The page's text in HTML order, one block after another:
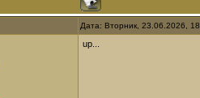
Дата: Вторник, 23.06.2026,
up...